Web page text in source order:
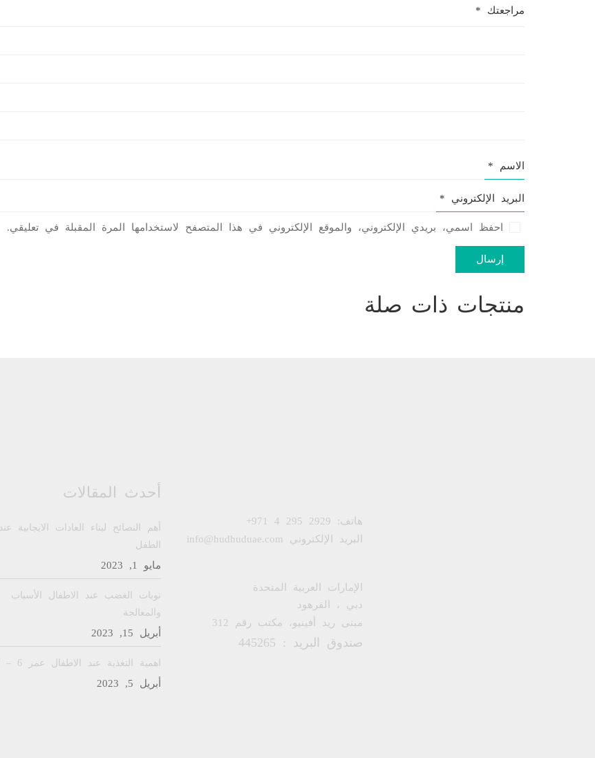
مراجعتك *
الاسم *
البريد الإلكتروني *
احفظ اسمي، بريدي الإلكتروني، والموقع الإلكتروني في هذا المتصفح لاستخدامها المرة المقبلة في تعليقي.
منتجات ذات صلة
أحدث المقالات
أهم النصائح لبناء العادات الايجابية عند
الطفل
مايو 1, 2023
نوبات الغضب عند الاطفال الأسباب
والمعالجة
أبريل 15, 2023
اهمية التغذية عند الاطفال عمر 6 – 9
أبريل 5, 2023
هاتف: +971 4 295 2929
البريد الإلكتروني
info@hudhuduae.com
الإمارات العربية المتحدة
دبي ، القرهود
مبنى ريد أفينيو، مكتب رقم 312
صندوق البريد : 445265